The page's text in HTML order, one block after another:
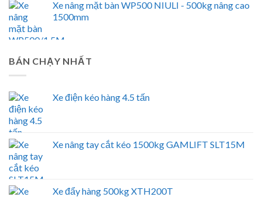
Xe nâng mặt bàn WP500 NIULI - 500kg nâng cao
1500mm
BÁN CHẠY NHẤT
Xe điện kéo hàng 4.5 tấn
Xe nâng tay cắt kéo 1500kg GAMLIFT SLT15M
Xe đẩy hàng 500kg XTH200T